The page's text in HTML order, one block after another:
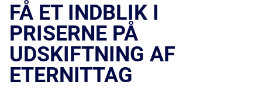
FÅ ET INDBLIK I
PRISERNE PÅ
UDSKIFTNING AF
ETERNITTAG